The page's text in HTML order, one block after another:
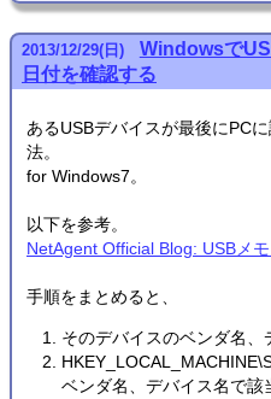
2013/12/29(日)
Windowsで
日付を確認する
あるUSBデバイスが最後にPC
法。
for Windows7。
以下を参考。
NetAgent Official Blog: USBメ
手順をまとめると、
そのデバイスのベンダ名、
ベンダ名、デバイス名で該